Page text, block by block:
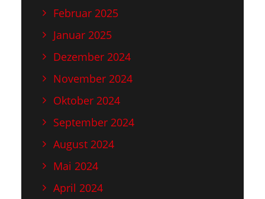
Februar 2025
Januar 2025
Dezember 2024
November 2024
Oktober 2024
September 2024
August 2024
Mai 2024
April 2024